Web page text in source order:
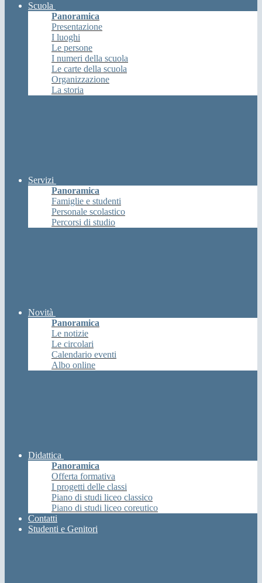
Scuola
Panoramica
Presentazione
I luoghi
Le persone
I numeri della scuola
Le carte della scuola
Organizzazione
La storia
Servizi
Panoramica
Famiglie e studenti
Personale scolastico
Percorsi di studio
Novità
Panoramica
Le notizie
Le circolari
Calendario eventi
Albo online
Didattica
Panoramica
Offerta formativa
I progetti delle classi
Piano di studi liceo classico
Piano di studi liceo coreutico
Contatti
Studenti e Genitori